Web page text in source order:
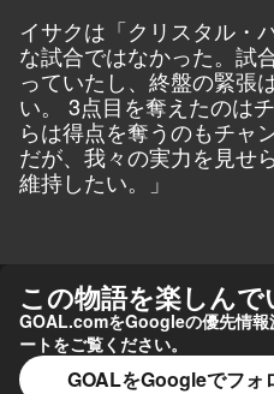
イサクは「クリスタル・
な試合ではなかった。試
っていたし、終盤の緊張
い。 3点目を奪えたのは
らは得点を奪うのもチャ
だが、我々の実力を見せ
維持したい。」
この物語を楽しん
GOAL.comをGoogleの優先情報
ートをご覧ください。
GOALをGoogleでフォ